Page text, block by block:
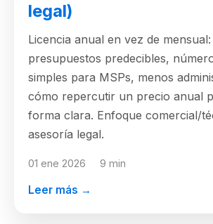
legal)
Licencia anual en vez de mensual:
presupuestos predecibles,
simples para MSPs, menos
cómo repercutir un precio anual
forma clara. Enfoque comercial/
asesoría legal.
01 ene 2026 9 min
Leer más →